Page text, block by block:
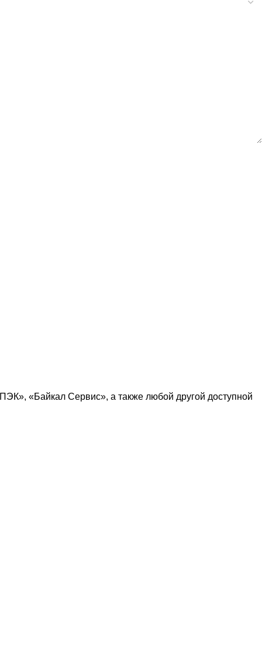
ПЭК», «Байкал Сервис», а также любой другой доступной